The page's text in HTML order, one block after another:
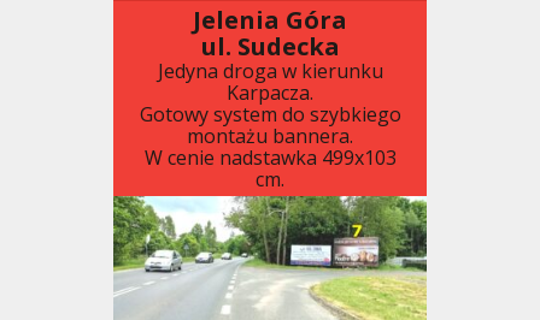
Jelenia Góra
ul. Sudecka
Jedyna droga w kierunku
Karpacza.
Gotowy system do szybkiego
montażu bannera.
W cenie nadstawka 499x103
cm.